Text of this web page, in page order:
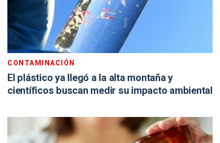
CONTAMINACIÓN
El plástico ya llegó a la alta montaña y
científicos buscan medir su impacto ambiental